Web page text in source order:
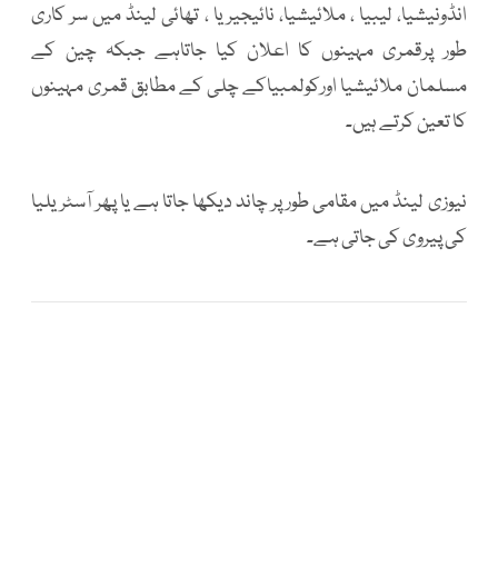
انڈونیشیا، لیبیا ، ملائیشیا، نائیجیریا ، تھائی لینڈ میں سر کاری
طور پرقمری مہینوں کا اعلان کیا جاتاہے جبکہ چین کے
مسلمان ملائیشیا اورکولمبیاکے چلی کے مطابق قمری مہینوں
کا تعین کرتے ہیں۔
نیوزی لینڈ میں مقامی طور پر چاند دیکھا جاتا ہے یا پھر آسٹریلیا
کی پیروی کی جاتی ہے۔